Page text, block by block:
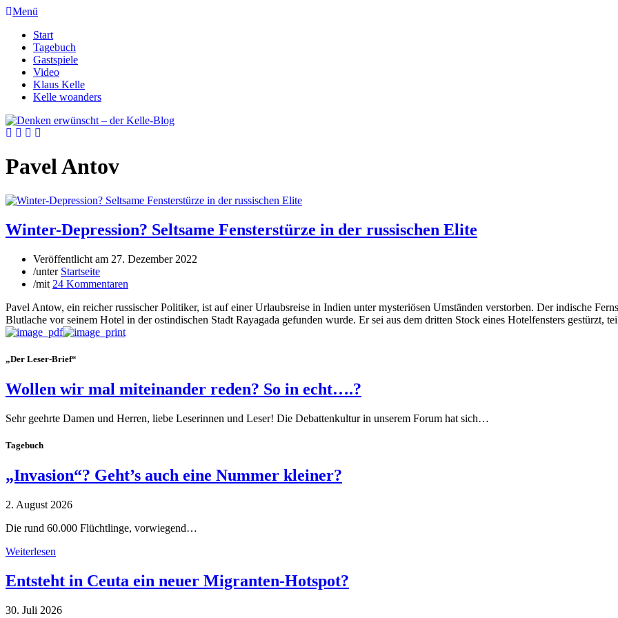
Menü
Start
Tagebuch
Gastspiele
Video
Klaus Kelle
Kelle woanders
Pavel Antov
Winter-Depression? Seltsame Fensterstürze in der russischen Elite
Veröffentlicht am 27. Dezember 2022
/unter Startseite
/mit 24 Kommentaren
Pavel Antow, ein reicher russischer Politiker, ist auf einer Urlaubsreise in Indien unter mysteriösen Umständen verstorben. Der indische
Blutlache vor seinem Hotel in der ostindischen Stadt Rayagada gefunden wurde. Er sei aus dem dritten Stock eines Hotelfensters gestürzt,
„Der Leser-Brief“
Wollen wir mal miteinander reden? So in echt….?
Sehr geehrte Damen und Herren, liebe Leserinnen und Leser! Die Debattenkultur in unserem Forum hat sich…
Tagebuch
„Invasion“? Geht’s auch eine Nummer kleiner?
2. August 2026
Die rund 60.000 Flüchtlinge, vorwiegend…
Weiterlesen
Entsteht in Ceuta ein neuer Migranten-Hotspot?
30. Juli 2026